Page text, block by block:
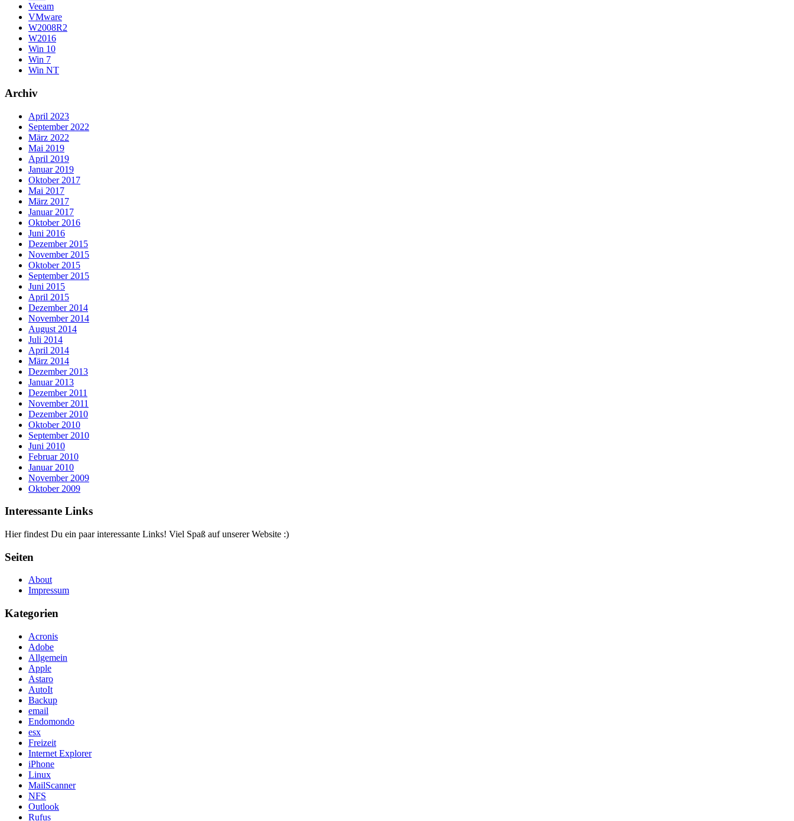
Veeam
VMware
W2008R2
W2016
Win 10
Win 7
Win NT
Archiv
April 2023
September 2022
März 2022
Mai 2019
April 2019
Januar 2019
Oktober 2017
Mai 2017
März 2017
Januar 2017
Oktober 2016
Juni 2016
Dezember 2015
November 2015
Oktober 2015
September 2015
Juni 2015
April 2015
Dezember 2014
November 2014
August 2014
Juli 2014
April 2014
März 2014
Dezember 2013
Januar 2013
Dezember 2011
November 2011
Dezember 2010
Oktober 2010
September 2010
Juni 2010
Februar 2010
Januar 2010
November 2009
Oktober 2009
Interessante Links
Hier findest Du ein paar interessante Links! Viel Spaß auf unserer Website :)
Seiten
About
Impressum
Kategorien
Acronis
Adobe
Allgemein
Apple
Astaro
AutoIt
Backup
email
Endomondo
esx
Freizeit
Internet Explorer
iPhone
Linux
MailScanner
NFS
Outlook
Rufus